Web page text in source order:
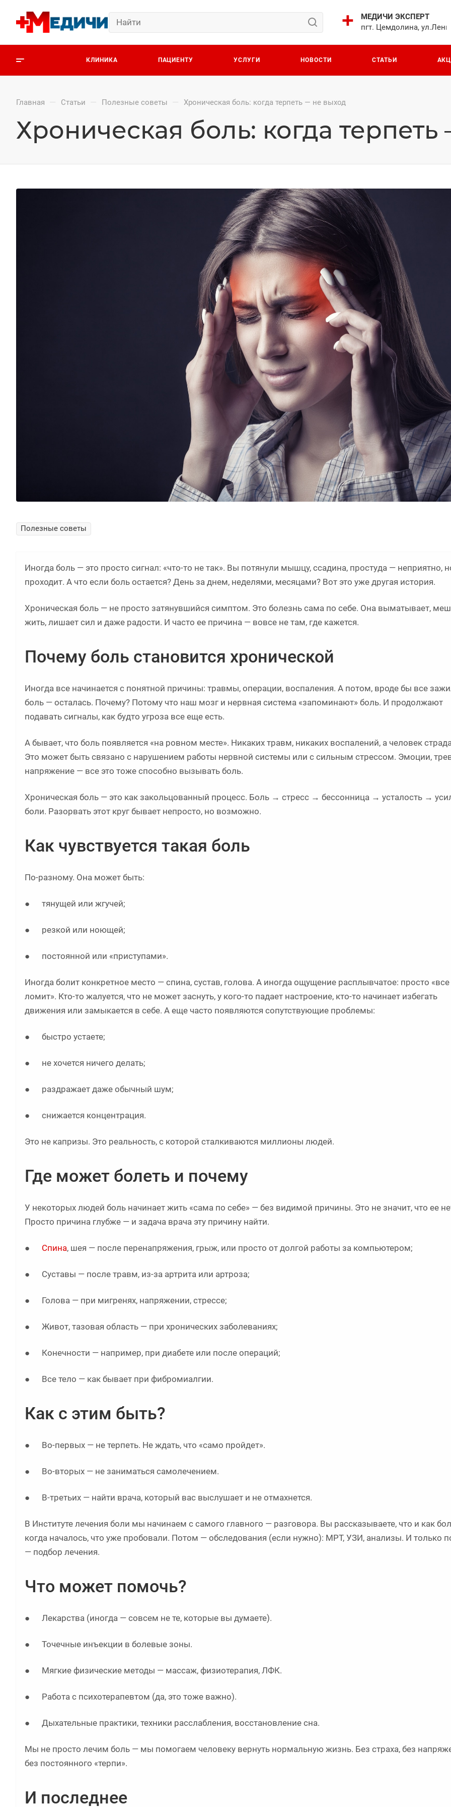
МЕДИЧИ ЭКСПЕРТ
пгт. Цемдолина,
КЛИНИКА ПАЦИЕНТУ УСЛУГИ НОВОСТИ СТАТЬИ
Главная — Статьи — Полезные советы — Хроническая боль: когда терпеть — не выход
Хроническая боль: когда
Полезные советы
Иногда боль — это просто сигнал: «что-то не так». Вы потянули мышцу, ссадина, простуда — неприятно,
проходит. А что если боль остается? День за днем, неделями, месяцами? Вот это уже другая история.
Хроническая боль — не просто затянувшийся симптом. Это болезнь сама по себе. Она выматывает,
жить, лишает сил и даже радости. И часто ее причина — вовсе не там, где кажется.
Почему боль становится хронической
Иногда все начинается с понятной причины: травмы, операции, воспаления. А потом, вроде бы все
боль — осталась. Почему? Потому что наш мозг и нервная система «запоминают» боль. И продолжают
подавать сигналы, как будто угроза все еще есть.
А бывает, что боль появляется «на ровном месте». Никаких травм, никаких воспалений, а человек
Это может быть связано с нарушением работы нервной системы или с сильным стрессом. Эмоции,
напряжение — все это тоже способно вызывать боль.
Хроническая боль — это как закольцованный процесс. Боль → стресс → бессонница → усталость →
боли. Разорвать этот круг бывает непросто, но возможно.
Как чувствуется такая боль
По-разному. Она может быть:
● тянущей или жгучей;
● резкой или ноющей;
● постоянной или «приступами».
Иногда болит конкретное место — спина, сустав, голова. А иногда ощущение расплывчатое: просто «все
ломит». Кто-то жалуется, что не может заснуть, у кого-то падает настроение, кто-то начинает избегать
движения или замыкается в себе. А еще часто появляются сопутствующие проблемы:
● быстро устаете;
● не хочется ничего делать;
● раздражает даже обычный шум;
● снижается концентрация.
Это не капризы. Это реальность, с которой сталкиваются миллионы людей.
Где может болеть и почему
У некоторых людей боль начинает жить «сама по себе» — без видимой причины. Это не значит, что ее
Просто причина глубже — и задача врача эту причину найти.
● Спина, шея — после перенапряжения, грыж, или просто от долгой работы за компьютером;
● Суставы — после травм, из-за артрита или артроза;
● Голова — при мигренях, напряжении, стрессе;
● Живот, тазовая область — при хронических заболеваниях;
● Конечности — например, при диабете или после операций;
● Все тело — как бывает при фибромиалгии.
Как с этим быть?
● Во-первых — не терпеть. Не ждать, что «само пройдет».
● Во-вторых — не заниматься самолечением.
● В-третьих — найти врача, который вас выслушает и не отмахнется.
В Институте лечения боли мы начинаем с самого главного — разговора. Вы рассказываете, что и как
когда началось, что уже пробовали. Потом — обследования (если нужно): МРТ, УЗИ, анализы. И только
— подбор лечения.
Что может помочь?
● Лекарства (иногда — совсем не те, которые вы думаете).
● Точечные инъекции в болевые зоны.
● Мягкие физические методы — массаж, физиотерапия, ЛФК.
● Работа с психотерапевтом (да, это тоже важно).
● Дыхательные практики, техники расслабления, восстановление сна.
Мы не просто лечим боль — мы помогаем человеку вернуть нормальную жизнь. Без страха, без
без постоянного «терпи».
И последнее